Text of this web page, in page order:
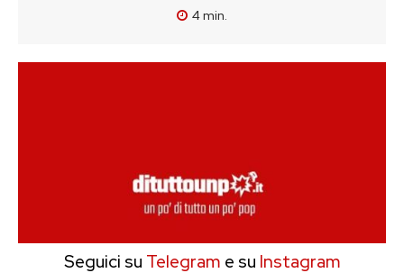
4min.
Seguici su Telegram e su Instagram